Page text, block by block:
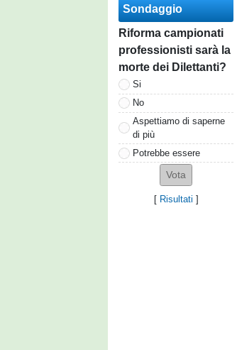
Sondaggio
Riforma campionati
professionisti sarà la
morte dei Dilettanti?
Si
No
Aspettiamo di saperne
di più
Potrebbe essere
[ Risultati ]